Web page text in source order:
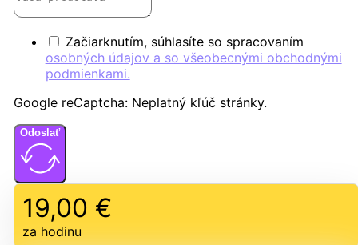
Začiarknutím, súhlasíte so spracovaním
osobných údajov a so všeobecnými obchodnými
podmienkami.
Google reCaptcha: Neplatný kľúč stránky.
Odoslať
19,00 €
za hodinu